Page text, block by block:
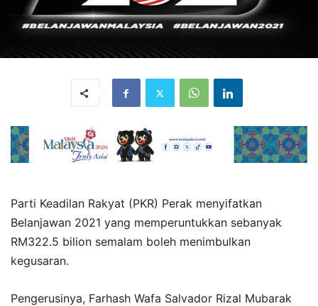
Parti Keadilan Rakyat (PKR) Perak menyifatkan
Belanjawan 2021 yang memperuntukkan sebanyak
RM322.5 bilion semalam boleh menimbulkan
kegusaran.
Pengerusinya, Farhash Wafa Salvador Rizal Mubarak